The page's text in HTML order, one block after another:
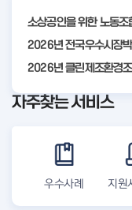
4
소상공인을 위한 노동조
2026년 전국우수시장
자주찾는 서비스
우수사례 지원